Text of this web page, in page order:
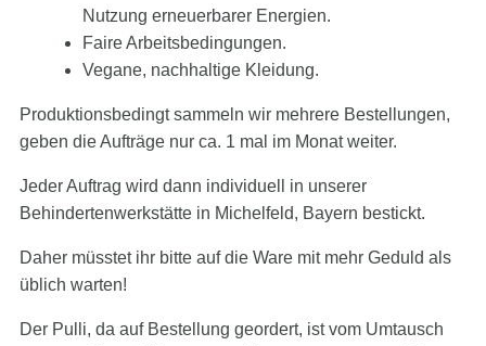
Nutzung erneuerbarer Energien.
Faire Arbeitsbedingungen.
Vegane, nachhaltige Kleidung.
Produktionsbedingt sammeln wir mehrere Bestellungen,
geben die Aufträge nur ca. 1 mal im Monat weiter.
Jeder Auftrag wird dann individuell in unserer
Behindertenwerkstätte in Michelfeld, Bayern bestickt.
Daher müsstet ihr bitte auf die Ware mit mehr Geduld als
üblich warten!
Der Pulli, da auf Bestellung geordert, ist vom Umtausch